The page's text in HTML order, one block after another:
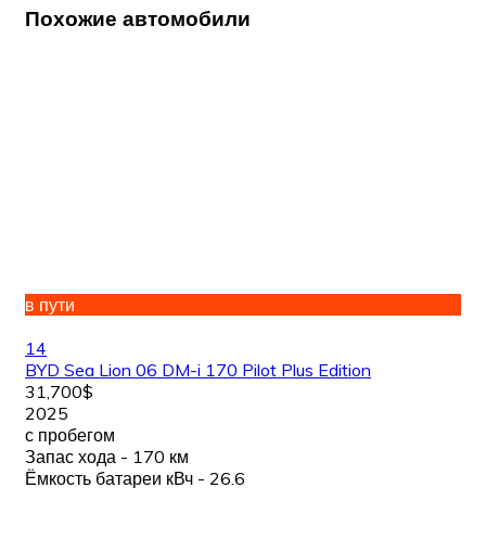
Похожие автомобили
в пути
14
BYD Sea Lion 06 DM-i 170 Pilot Plus Edition
31,700$
2025
с пробегом
Запас хода - 170 км
Ёмкость батареи кВч - 26.6